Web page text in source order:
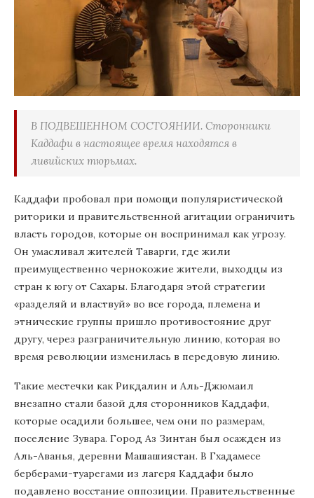
В ПОДВЕШЕННОМ СОСТОЯНИИ. Сторонники
Каддафи в настоящее время находятся в
ливийских тюрьмах.
Каддафи пробовал при помощи популяристической
риторики и правительственной агитации ограничить
власть городов, которые он воспринимал как угрозу.
Он умасливал жителей Таварги, где жили
преимущественно чернокожие жители, выходцы из
стран к югу от Сахары. Благодаря этой стратегии
«разделяй и властвуй» во все города, племена и
этнические группы пришло противостояние друг
другу, через разграничительную линию, которая во
время революции изменилась в передовую линию.
Такие местечки как Рикдалин и Аль-Джюмаил
внезапно стали базой для сторонников Каддафи,
которые осадили большее, чем они по размерам,
поселение Зувара. Город Аз Зинтан был осажден из
Аль-Аванья, деревни Машашиястан. В Гхадамесе
берберами-туарегами из лагеря Каддафи было
подавлено восстание оппозиции. Правительственные